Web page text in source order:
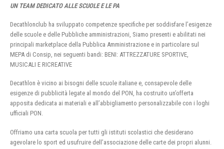
UN TEAM DEDICATO ALLE SCUOLE E LE PA
Decathlonclub ha sviluppato competenze specifiche per soddisfare l’esigenze
delle scuole e delle Pubbliche amministrazioni, Siamo presenti e abilitati nei
principali marketplace della Pubblica Amministrazione e in particolare sul
MEPA di Consip, nei seguenti bandi: BENI: ATTREZZATURE SPORTIVE,
MUSICALI E RICREATIVE
Decathlon è vicino ai bisogni delle scuole italiane e, consapevole delle
esigenze di pubblicità legate al mondo del PON, ha costruito un’offerta
apposita dedicata ai materiali e all’abbigliamento personalizzabile con i loghi
ufficiali PON.
Offriamo una carta scuola per tutti gli istituti scolastici che desiderano
agevolare lo sport ed usufruire dell’associazione delle carte dei propri alunni.